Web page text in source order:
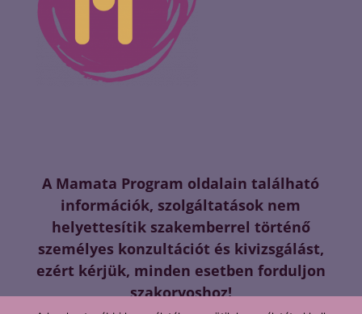
A Mamata Program oldalain található
információk, szolgáltatások nem
helyettesítik szakemberrel történő
személyes konzultációt és kivizsgálást,
ezért kérjük, minden esetben forduljon
szakorvoshoz!